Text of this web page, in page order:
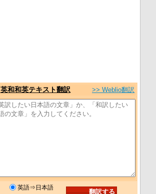
英和和英テキスト翻訳 >> Weblio翻訳
英語⇒日本語